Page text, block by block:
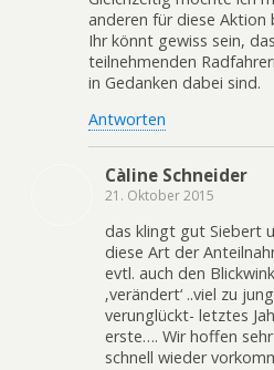
anderen für diese Aktion
Ihr könnt gewiss sein,
teilnehmenden
in Gedanken dabei sind.
Antworten
Càline Schneider
21. Oktober 2015
das klingt gut Siebert
diese Art der
evtl. auch den
‚verändert‘ ..viel zu
verunglückt- letztes
erste…. Wir hoffen
schnell wieder